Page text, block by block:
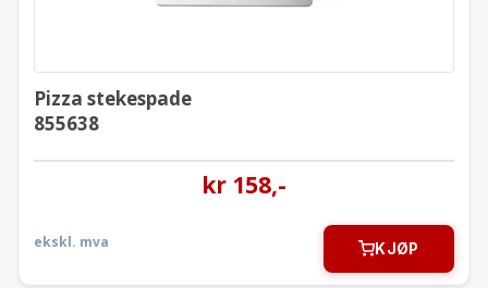
Pizza stekespade
855638
kr 158,-
ekskl. mva KJØP